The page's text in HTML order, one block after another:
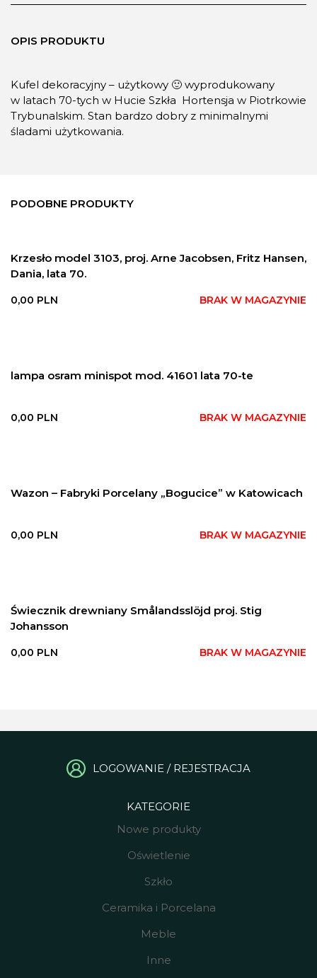
OPIS PRODUKTU
Kufel dekoracyjny – użytkowy 🙂 wyprodukowany
w latach 70-tych w Hucie Szkła Hortensja w Piotrkowie
Trybunalskim. Stan bardzo dobry z minimalnymi
śladami użytkowania.
PODOBNE PRODUKTY
Krzesło model 3103, proj. Arne Jacobsen, Fritz Hansen,
Dania, lata 70.
0,00 PLN BRAK W MAGAZYNIE
lampa osram minispot mod. 41601 lata 70-te
0,00 PLN BRAK W MAGAZYNIE
Wazon – Fabryki Porcelany „Bogucice” w Katowicach
0,00 PLN BRAK W MAGAZYNIE
Świecznik drewniany Smålandsslöjd proj. Stig
Johansson
0,00 PLN BRAK W MAGAZYNIE
LOGOWANIE / REJESTRACJA
KATEGORIE
Nowe produkty
Oświetlenie
Szkło
Ceramika i Porcelana
Meble
Inne